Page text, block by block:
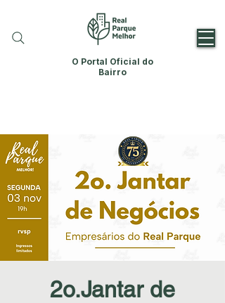
O Portal Oficial do
Bairro
2o.Jantar de